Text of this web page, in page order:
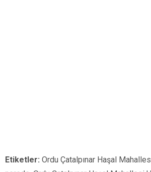
Etiketler: Ordu Çatalpınar Haşal